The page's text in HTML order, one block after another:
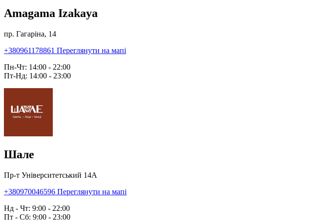
Amagama Izakaya
пр. Гагаріна, 14
+380961178861 Переглянути на мапі
Пн-Чт: 14:00 - 22:00
Пт-Нд: 14:00 - 23:00
Шале
Пр-т Університетський 14А
+380970046596 Переглянути на мапі
Нд - Чт: 9:00 - 22:00
Пт - Сб: 9:00 - 23:00